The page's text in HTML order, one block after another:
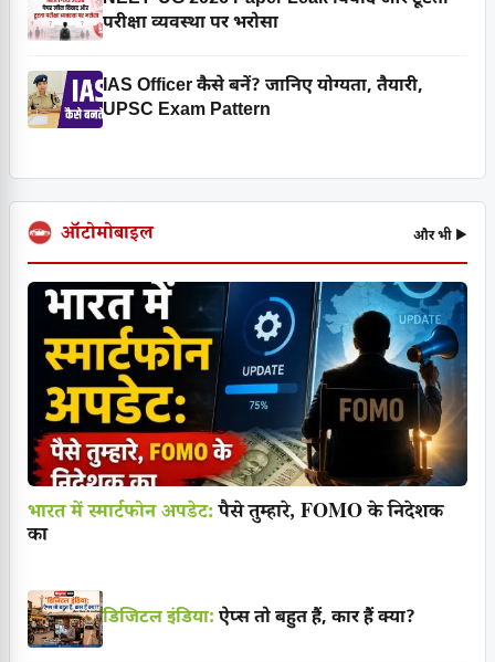
परीक्षा व्यवस्था पर भरोसा
IAS Officer कैसे बनें? जानिए योग्यता, तैयारी,
UPSC Exam Pattern
ऑटोमोबाइल और भी ▶
भारत में स्मार्टफोन अपडेट:पैसे तुम्हारे, FOMO के निदेशक
का
डिजिटल इंडिया: ऐप्स तो बहुत हैं, कार हैं क्या?